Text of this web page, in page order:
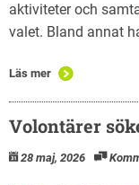
aktiviteter och
valet. Bland annat
Läs mer
Volontärer
28 maj, 2026